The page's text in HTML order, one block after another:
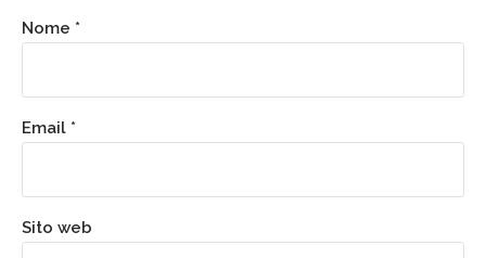
Nome *
Email *
Sito web